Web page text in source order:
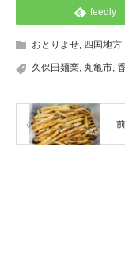
feedly
おとりよせ, 四国地方
久保田麺業, 丸亀市,